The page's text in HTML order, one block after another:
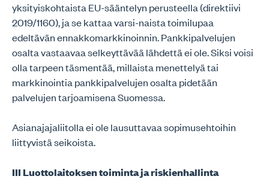
yksityiskohtaista EU-sääntelyn perusteella (direktiivi
2019/1160), ja se kattaa varsi-naista toimilupaa
edeltävän ennakkomarkkinoinnin. Pankkipalvelujen
osalta vastaavaa selkeyttävää lähdettä ei ole. Siksi voisi
olla tarpeen täsmentää, millaista menettelyä tai
markkinointia pankkipalvelujen osalta pidetään
palvelujen tarjoamisena Suomessa.
Asianajajaliitolla ei ole lausuttavaa sopimusehtoihin
liittyvistä seikoista.
III Luottolaitoksen toiminta ja riskienhallinta